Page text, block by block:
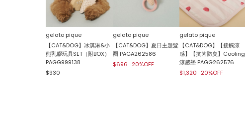
gelato pique
【CAT&DOG】冰淇淋&小
熊乳膠玩具SET（附BOX）
PAGG999138
$930
gelato pique
【CAT&DOG】夏日主題髮
圈 PAGA262586
$696
20%OFF
gelato pique
【CAT&DOG】【接觸涼
感】【抗菌防臭】Cooling
涼感墊 PAGG262576
$1,320
20%OFF